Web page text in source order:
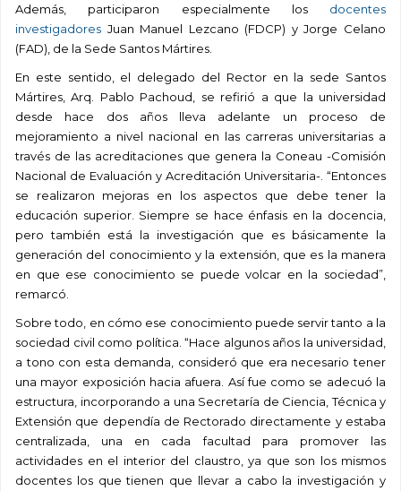
Además, participaron especialmente los docentes
investigadores Juan Manuel Lezcano (FDCP) y Jorge Celano
(FAD), de la Sede Santos Mártires.
En este sentido, el delegado del Rector en la sede Santos
Mártires, Arq. Pablo Pachoud, se refirió a que la universidad
desde hace dos años lleva adelante un proceso de
mejoramiento a nivel nacional en las carreras universitarias a
través de las acreditaciones que genera la Coneau -Comisión
Nacional de Evaluación y Acreditación Universitaria-. “Entonces
se realizaron mejoras en los aspectos que debe tener la
educación superior. Siempre se hace énfasis en la docencia,
pero también está la investigación que es básicamente la
generación del conocimiento y la extensión, que es la manera
en que ese conocimiento se puede volcar en la sociedad”,
remarcó.
Sobre todo, en cómo ese conocimiento puede servir tanto a la
sociedad civil como política. “Hace algunos años la universidad,
a tono con esta demanda, consideró que era necesario tener
una mayor exposición hacia afuera. Así fue como se adecuó la
estructura, incorporando a una Secretaría de Ciencia, Técnica y
Extensión que dependía de Rectorado directamente y estaba
centralizada, una en cada facultad para promover las
actividades en el interior del claustro, ya que son los mismos
docentes los que tienen que llevar a cabo la investigación y